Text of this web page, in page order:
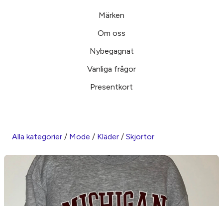
Märken
Om oss
Nybegagnat
Vanliga frågor
Presentkort
Alla kategorier / Mode / Kläder / Skjortor